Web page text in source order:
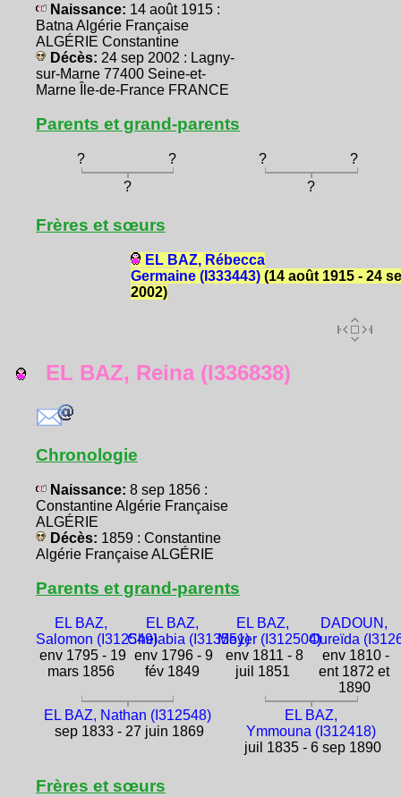
Naissance: 14 août 1915 :
Batna Algérie Française
ALGÉRIE Constantine
Décès: 24 sep 2002 : Lagny-
sur-Marne 77400 Seine-et-
Marne Île-de-France FRANCE
Parents et grand-parents
? ? ?
?
?
?
Frères et sœurs
EL BAZ, Rébecca
Germaine (I333443)(14 août 1915 - 24
2002)
EL BAZ, Reina (I336838)
Chronologie
Naissance: 8 sep 1856 :
Constantine Algérie Française
ALGÉRIE
Décès: 1859 : Constantine
Algérie Française ALGÉRIE
Parents et grand-parents
EL BAZ,
Salomon (I312549)
env 1795 - 19
mars 1856
EL BAZ,
Chelabia (I313551)
env 1796 - 9
fév 1849
EL BAZ,
Meyer (I312504)
env 1811 - 8
juil 1851
DADOUN,
Oureïda
env 1810 -
ent 1872 et
1890
EL BAZ, Nathan (I312548)
sep 1833 - 27 juin 1869
EL BAZ,
Ymmouna (I312418)
juil 1835 - 6 sep 1890
Frères et sœurs